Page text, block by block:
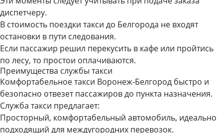
диспетчеру.
В стоимость поездки такси до Белгорода не входят
остановки в пути следования.
Если пассажир решил перекусить в кафе или пройтись
по лесу, то простои оплачиваются.
Преимущества службы такси
Комфортабельное такси Воронеж-Белгород быстро и
безопасно отвезет пассажиров до пункта назначения.
Служба такси предлагает:
Просторный, комфортабельный автомобиль, идеально
подходящий для междугородних перевозок.